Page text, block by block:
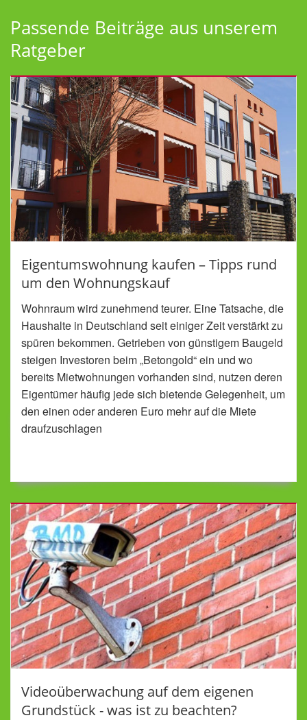
Passende Beiträge aus unserem
Ratgeber
Eigentumswohnung kaufen – Tipps rund
um den Wohnungskauf
Wohnraum wird zunehmend teurer. Eine Tatsache, die
Haushalte in Deutschland seit einiger Zeit verstärkt zu
spüren bekommen. Getrieben von günstigem Baugeld
steigen Investoren beim „Betongold“ ein und wo
bereits Mietwohnungen vorhanden sind, nutzen deren
Eigentümer häufig jede sich bietende Gelegenheit, um
den einen oder anderen Euro mehr auf die Miete
draufzuschlagen
Videoüberwachung auf dem eigenen
Grundstück - was ist zu beachten?